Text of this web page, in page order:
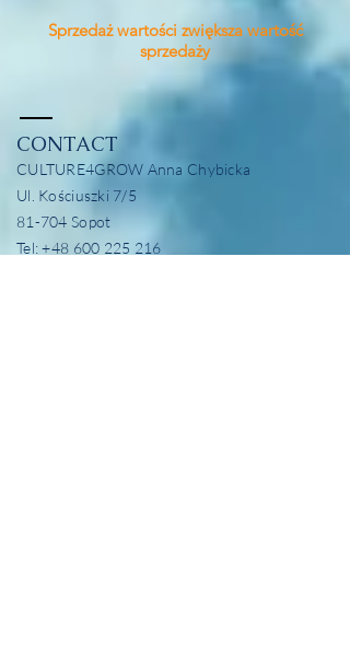
Sprzedaż wartości zwiększa wartość
sprzedaży
CONTACT
CULTURE4GROW Anna Chybicka
Ul. Kościuszki 7/5
81-704 Sopot
Tel:+48 600 225 216